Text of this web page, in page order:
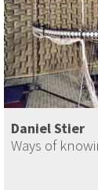
Daniel Stier
Ways of